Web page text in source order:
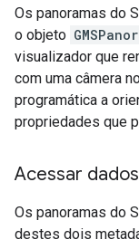
Os panoramas do
o objeto
visualizador que
com uma câmera
programática a
propriedades que
Acessar
Os panoramas do
destes dois